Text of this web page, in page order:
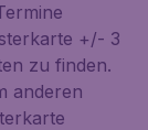
+/- 3
zu finden.
anderen